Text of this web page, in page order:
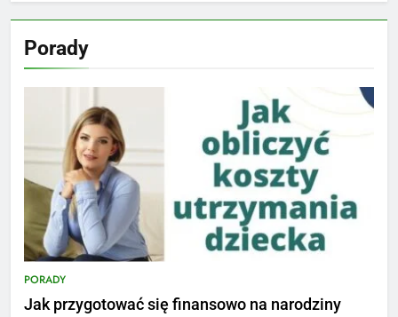
Porady
PORADY
Jak przygotować się finansowo na narodziny